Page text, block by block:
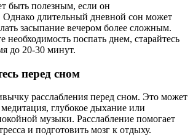
быть полезным, если он
Однако длительный дневной сон может
засыпание вечером более сложным.
необходимость поспать днем, старайтесь
до 20-30 минут.
перед сном
расслабления перед сном. Это может
глубокое дыхание или
музыки. Расслабление помогает
и подготовить мозг к отдыху.